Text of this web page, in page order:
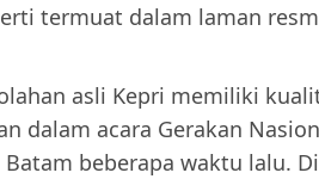
termuat dalam laman
asli Kepri memiliki
dalam acara Gerakan
beberapa waktu lalu.